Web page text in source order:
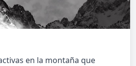
en la montaña que